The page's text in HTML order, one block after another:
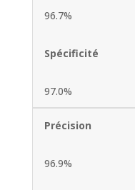
96.7%
Spécificité
97.0%
Précision
96.9%